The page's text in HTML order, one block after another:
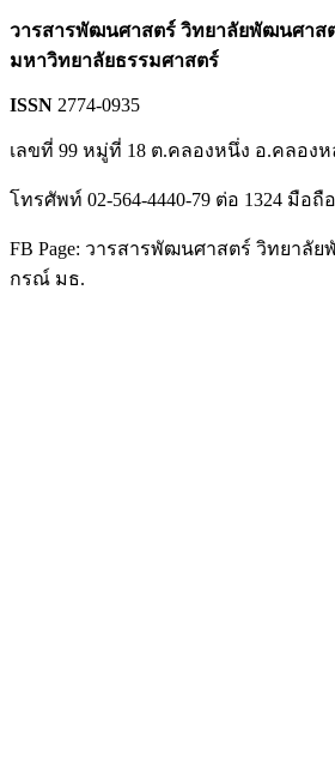
วารสารพัฒนศาสตร์ วิทยาลัยพัฒนศาส
มหาวิทยาลัยธรรมศาสตร์
ISSN 2774-0935
เลขที่ 99 หมู่ที่ 18 ต.คลองหนึ่ง อ.คลองห
โทรศัพท์ 02-564-4440-79 ต่อ 1324 มือถือ
FB Page: วารสารพัฒนศาสตร์ วิทยาลั
กรณ์ มธ.